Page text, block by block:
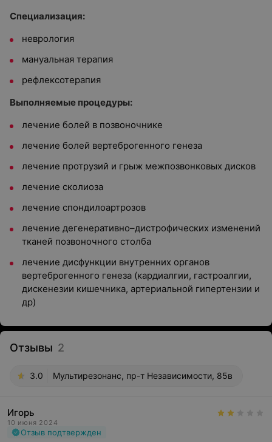
Специализация:
неврология
мануальная терапия
рефлексотерапия
Выполняемые процедуры:
лечение болей в позвоночнике
лечение болей вертеброгенного генеза
лечение протрузий и грыж межпозвонковых дисков
лечение сколиоза
лечение спондилоартрозов
лечение дегенеративно–дистрофических изменений
тканей позвоночного столба
лечение дисфункции внутренних органов
вертеброгенного генеза (кардиалгии, гастроалгии,
дискенезии кишечника, артериальной гипертензии и
др)
Отзывы 2
3.0 Мультирезонанс, пр-т Независимости, 85в
Игорь
10 июня 2024
Отзыв подтвержден